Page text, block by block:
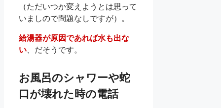
（ただいつか変えようとは思って
いましので問題なしですが）。
給湯器が原因であれば水も出な
い 、だそうです。
お風呂のシャワーや蛇
口が壊れた時の電話